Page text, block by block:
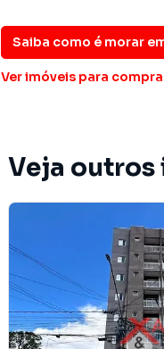
Itaquera. Isso porque
específicas para São
consequência uma maior
Saiba como é morar
Ver imóveis para
Veja outros